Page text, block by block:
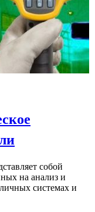
собой
на анализ и
системах и